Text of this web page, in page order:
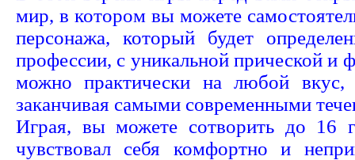
мир, в котором вы можете
персонажа, который будет
профессии, с уникальной прической и
можно практически на любой вкус,
заканчивая самыми современными
Играя, вы можете сотворить до 16
чувствовал себя комфортно и